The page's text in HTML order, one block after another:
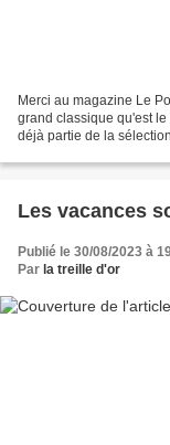
Merci au magazine Le
grand classique qu'est
déjà partie de la
Les vacances
Publié le 30/08/2023 à
Par la treille d'or